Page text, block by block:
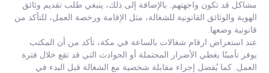
مشاكل قد تكون واجهتهم. بالإضافة إلى ذلك، ينبغي طلب تقديم وثائق
الهوية والوثائق القانونية للشغالة، مثل الإقامة ورخصة العمل، للتأكد من
قانونية وضعها.
عند استعراض ارقام شغالات بالساعة في مكة، تأكد من أن المكتب
يوفر تأمينًا يغطي الأضرار المحتملة أو الحوادث التي قد تقع خلال فترة
العمل. كما يُفضل إجراء مقابلة شخصية مع الشغالة قبل البدء في